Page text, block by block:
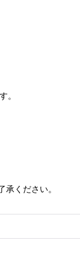
。
ください。